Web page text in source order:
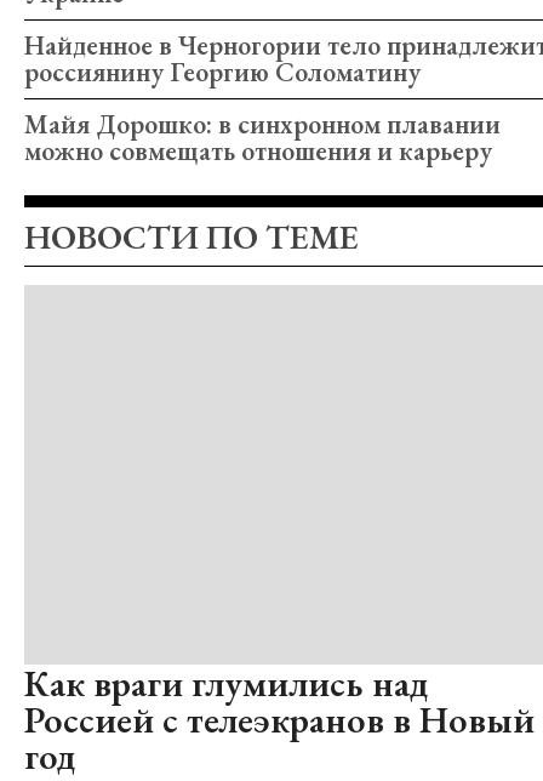
Найденное в Черногории тело
россиянину Георгию Соломатину
Майя Дорошко: в синхронном плавании
можно совмещать отношения и карьеру
НОВОСТИ ПО ТЕМЕ
Как враги глумились над
Россией с телеэкранов в Новый
год